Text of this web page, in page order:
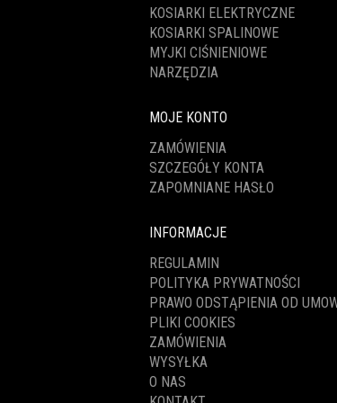
KOSIARKI ELEKTRYCZNE
KOSIARKI SPALINOWE
MYJKI CIŚNIENIOWE
NARZĘDZIA
MOJE KONTO
ZAMÓWIENIA
SZCZEGÓŁY KONTA
ZAPOMNIANE HASŁO
INFORMACJE
REGULAMIN
POLITYKA PRYWATNOŚCI
PRAWO ODSTĄPIENIA OD
PLIKI COOKIES
ZAMÓWIENIA
WYSYŁKA
O NAS